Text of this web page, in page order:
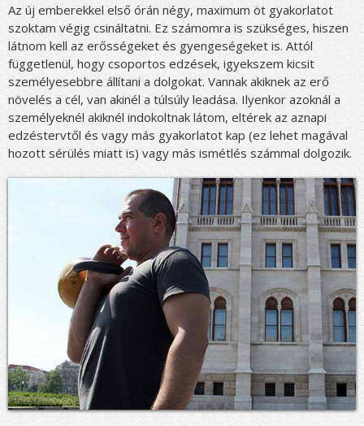
Az új emberekkel első órán négy, maximum öt gyakorlatot
szoktam végig csináltatni. Ez számomra is szükséges, hiszen
látnom kell az erősségeket és gyengeségeket is. Attól
függetlenül, hogy csoportos edzések, igyekszem kicsit
személyesebbre állítani a dolgokat. Vannak akiknek az erő
növelés a cél, van akinél a túlsúly leadása. Ilyenkor azoknál a
személyeknél akiknél indokoltnak látom, eltérek az aznapi
edzéstervtől és vagy más gyakorlatot kap (ez lehet magával
hozott sérülés miatt is) vagy más ismétlés számmal dolgozik.